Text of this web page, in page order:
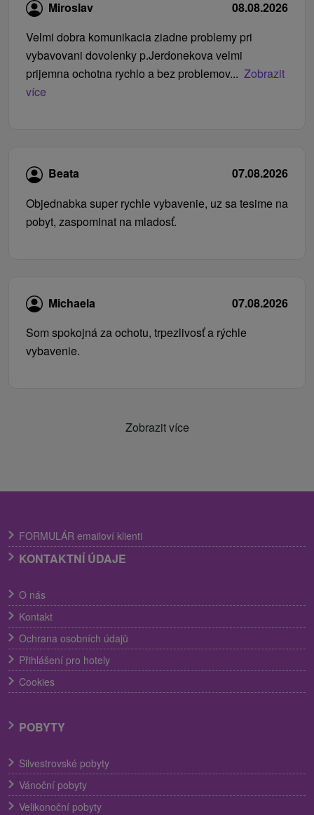
Miroslav
08.08.2026
Velmi dobra komunikacia ziadne problemy pri
vybavovani dovolenky p.Jerdonekova velmi
prijemna ochotna rychlo a bez problemov... Zobrazit
více
Beata
07.08.2026
Objednabka super rychle vybavenie, uz sa tesime na
pobyt, zaspominat na mladosť.
Michaela
07.08.2026
Som spokojná za ochotu, trpezlivosť a rýchle
vybavenie.
Zobrazit více
FORMULÁR emailoví klienti
KONTAKTNÍ ÚDAJE
O nás
Kontakt
Ochrana osobních údajů
Přihlášení pro hotely
Cookies
POBYTY
Silvestrovské pobyty
Vánoční pobyty
Velikonoční pobyty